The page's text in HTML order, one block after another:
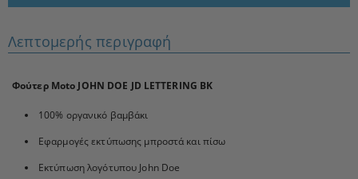
Λεπτομερής περιγραφή
Φούτερ Moto JOHN DOE JD LETTERING BK
100% οργανικό βαμβάκι
Εφαρμογές εκτύπωσης μπροστά και πίσω
Εκτύπωση λογότυπου John Doe